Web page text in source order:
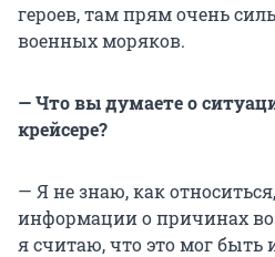
героев, там прям очень
военных моряков.
— Что вы думаете о
крейсере?
— Я не знаю, как
информации о причинах
я считаю, что это мог быть